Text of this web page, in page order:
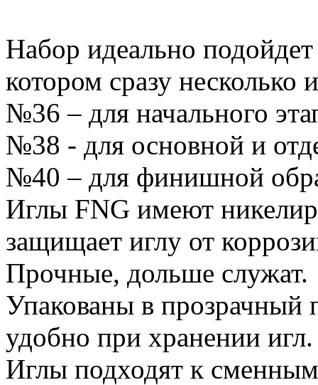
Набор идеально
котором сразу несколько
№36 – для начального
№38 - для основной и
№40 – для финишной
Иглы FNG имеют
защищает иглу от
Прочные, дольше служат.
Упакованы в прозрачный
удобно при хранении игл.
Иглы подходят к